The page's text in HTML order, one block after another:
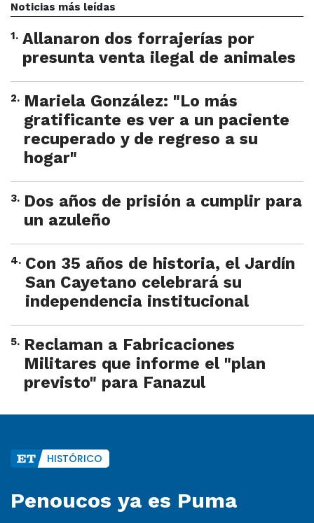
Noticias más leídas
1. Allanaron dos forrajerías por
presunta venta ilegal de animales
2. Mariela González: "Lo más
gratificante es ver a un paciente
recuperado y de regreso a su
hogar"
3. Dos años de prisión a cumplir para
un azuleño
4. Con 35 años de historia, el Jardín
San Cayetano celebrará su
independencia institucional
5. Reclaman a Fabricaciones
Militares que informe el "plan
previsto" para Fanazul
HISTÓRICO
Penoucos ya es Puma